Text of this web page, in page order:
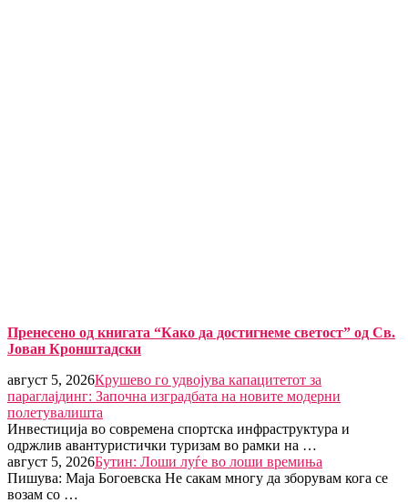
Пренесено од книгата “Како да достигнеме светост” од Св.
Јован Кронштадски
август 5, 2026Крушево го удвојува капацитетот за
параглајдинг: Започна изградбата на новите модерни
полетувалишта
Инвестиција во современа спортска инфраструктура и
одржлив авантуристички туризам во рамки на …
август 5, 2026Бутин: Лоши луѓе во лоши времиња
Пишува: Маја Богоевска Не сакам многу да зборувам кога се
возам со …